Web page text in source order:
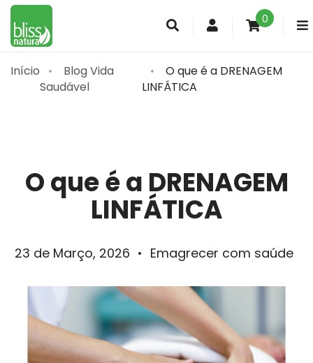
Conta 0
Início
Blog Vida
Saudável
O que é a DRENAGEM
LINFÁTICA
O que é a DRENAGEM
LINFÁTICA
23 de Março, 2026 • Emagrecer com saúde